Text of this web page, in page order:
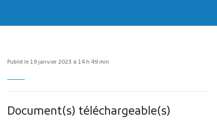
Publié le 19 janvier 2023 à 14 h 49 min
Document(s) téléchargeable(s)